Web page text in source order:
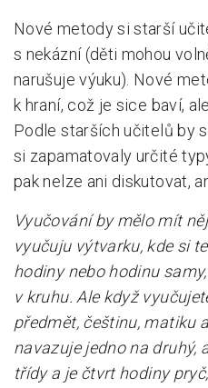
Nové metody si starší
s nekázní (děti mohou
narušuje výuku). Nové
k hraní, což je sice baví,
Podle starších učitelů by
si zapamatovaly určité
pak nelze ani diskutovat,
Vyučování by mělo mít
vyučuju výtvarku, kde si
hodiny nebo hodinu
v kruhu. Ale když
předmět, češtinu, matiku
navazuje jedno na druhý,
třídy a je čtvrt hodiny